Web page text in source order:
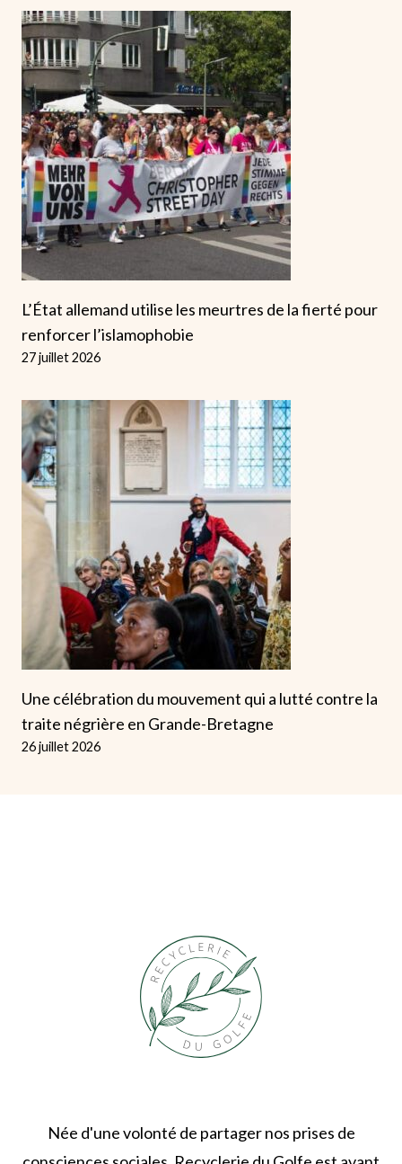
L’État allemand utilise les meurtres de la fierté pour
renforcer l’islamophobie
27 juillet 2026
Une célébration du mouvement qui a lutté contre la
traite négrière en Grande-Bretagne
26 juillet 2026
Née d'une volonté de partager nos prises de